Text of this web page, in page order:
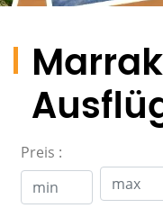
Preis :